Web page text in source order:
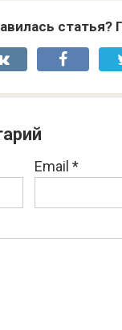
статья?
Email *